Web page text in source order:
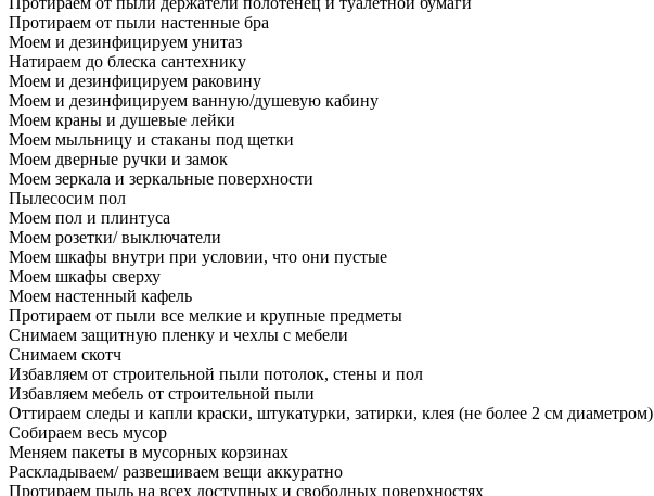
Протираем от пыли настенные бра
Моем и дезинфицируем унитаз
Натираем до блеска сантехнику
Моем и дезинфицируем раковину
Моем и дезинфицируем ванную/душевую кабину
Моем краны и душевые лейки
Моем мыльницу и стаканы под щетки
Моем дверные ручки и замок
Моем зеркала и зеркальные поверхности
Пылесосим пол
Моем пол и плинтуса
Моем розетки/ выключатели
Моем шкафы внутри при условии, что они пустые
Моем шкафы сверху
Моем настенный кафель
Протираем от пыли все мелкие и крупные предметы
Снимаем защитную пленку и чехлы с мебели
Снимаем скотч
Избавляем от строительной пыли потолок, стены и пол
Избавляем мебель от строительной пыли
Оттираем следы и капли краски, штукатурки, затирки, клея (не более 2 см диаметром)
Собираем весь мусор
Меняем пакеты в мусорных корзинах
Раскладываем/ развешиваем вещи аккуратно
Протираем пыль на всех доступных и свободных поверхностях